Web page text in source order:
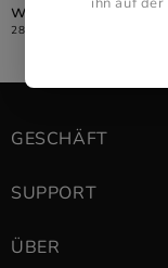
weni...
28. FEBRUAR 2026
GESCHÄFT
SUPPORT
ÜBER